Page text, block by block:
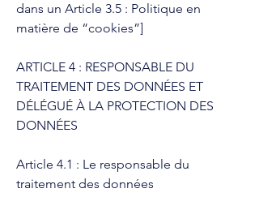
dans un Article 3.5 : Politique en
matière de “cookies”]
ARTICLE 4 : RESPONSABLE DU
TRAITEMENT DES DONNÉES ET
DÉLÉGUÉ À LA PROTECTION DES
DONNÉES
Article 4.1 : Le responsable du
traitement des données